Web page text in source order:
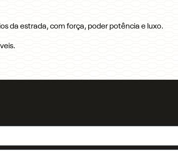
da estrada, com força, poder potência e luxo.